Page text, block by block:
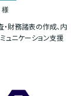
様
財務諸表の作成、内
ュニケーション支援